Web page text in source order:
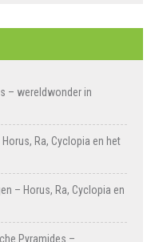
– wereldwonder in
Horus, Ra, Cyclopia en het
– Horus, Ra, Cyclopia en
Pyramides –